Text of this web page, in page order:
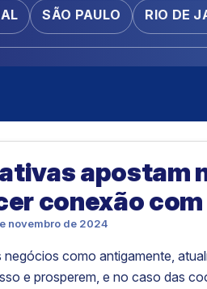
SÃO PAULO RIO DE
apostam
conexão
novembro de 2024
negócios como antigamente,
e prosperem, e no caso das